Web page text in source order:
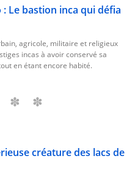
Le bastion inca qui défia
agricole, militaire et religieux
incas à avoir conservé sa
en étant encore habité.
créature des lacs de